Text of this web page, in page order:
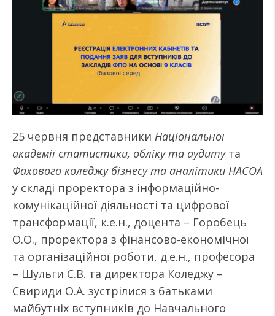
25 червня представники Національної
академії статистики, обліку та аудитута
Фахового коледжу бізнесу та аналітики НАСОА
у складі проректора з інформаційно-
комунікаційної діяльності та цифрової
трансформації, к.е.н., доцента – Горобець
О.О., проректора з фінансово-економічної
та організаційної роботи, д.е.н., професора
– Шульги С.В. та директора Коледжу –
Свириди О.А. зустрілися з батьками
майбутніх вступників до Навчального